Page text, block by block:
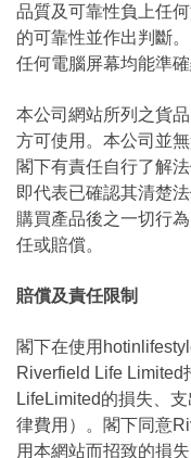
品質及可靠性負上任
的可靠性並作出判斷
任何電腦屏幕均能準
本公司網站所列之貨
方可使用。本公司並
閣下有責任自行了解
即代表已確認其清楚
購買產品後之一切行
任或賠償。
賠償及責任限制
閣下在使用
Riverfield Life Limited
LifeLimited的損失、
律費用）。閣下同意
用本網站而招致的損